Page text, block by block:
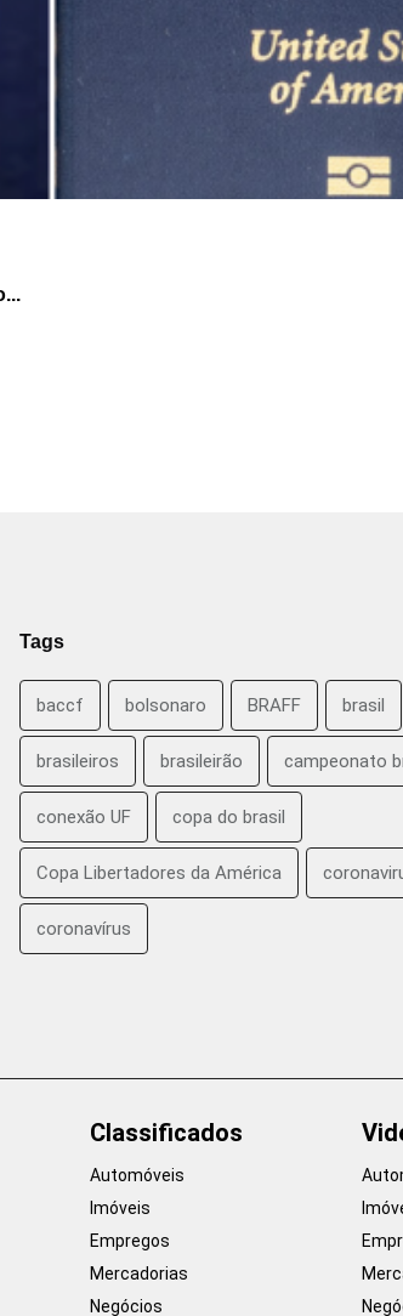
Tags
baccf bolsonaro BRAFF brasil
brasileiros brasileirão campeonato
conexão UF copa do brasil
Copa Libertadores da América
coronavírus
Classificados
Automóveis
Imóveis
Empregos
Mercadorias
Negócios